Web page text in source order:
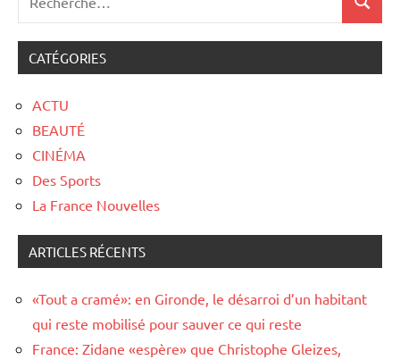
CATÉGORIES
ACTU
BEAUTÉ
CINÉMA
Des Sports
La France Nouvelles
ARTICLES RÉCENTS
«Tout a cramé»: en Gironde, le désarroi d’un habitant
qui reste mobilisé pour sauver ce qui reste
France: Zidane «espère» que Christophe Gleizes,